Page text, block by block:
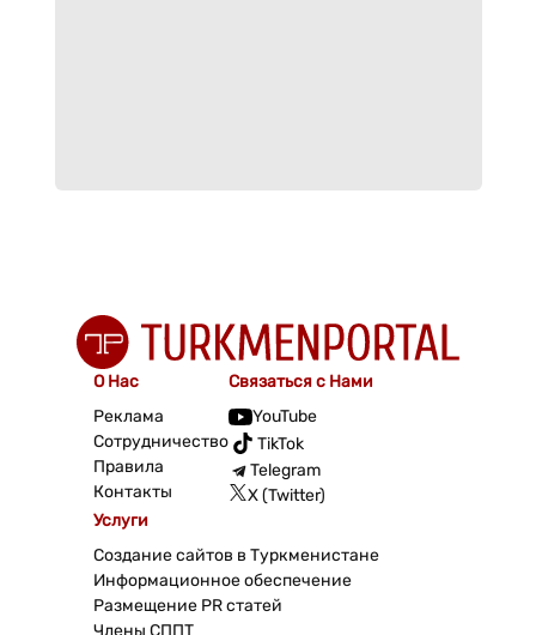
О Нас
Реклама
Сотрудничество
Правила
Контакты
Связаться с Нами
YouTube
TikTok
Telegram
X (Twitter)
Услуги
Создание сайтов в Туркменистане
Информационное обеспечение
Размещение PR статей
Члены СППТ